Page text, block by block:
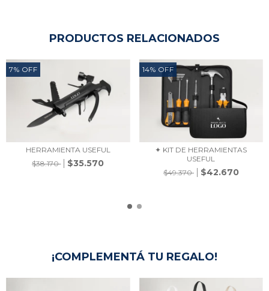
PRODUCTOS RELACIONADOS
7% OFF
HERRAMIENTA USEFUL
$38.170
$35.570
14% OFF
✦ KIT DE HERRAMIENTAS
USEFUL
$49.370
$42.670
¡COMPLEMENTÁ TU REGALO!